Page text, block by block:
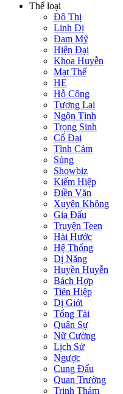
Thể loại
Đô Thị
Linh Dị
Đam Mỹ
Hiện Đại
Khoa Huyễn
Mạt Thế
HE
Hỗ Công
Tương Lai
Ngôn Tình
Trọng Sinh
Cổ Đại
Tình Cảm
Sủng
Showbiz
Kiếm Hiệp
Điền Văn
Xuyên Không
Gia Đấu
Truyện Teen
Hài Hước
Hệ Thống
Dị Năng
Huyền Huyễn
Bách Hợp
Tiên Hiệp
Dị Giới
Tổng Tài
Quân Sự
Nữ Cường
Lịch Sử
Ngược
Cung Đấu
Quan Trường
Trinh Thám